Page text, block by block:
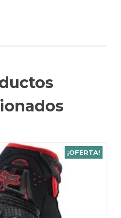
¡OFERTA!